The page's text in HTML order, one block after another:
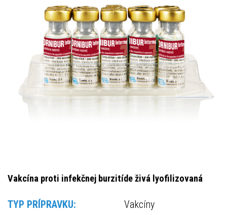
Vakcína proti infekčnej burzitíde živá lyofilizovaná
TYP PRÍPRAVKU:
Vakcíny